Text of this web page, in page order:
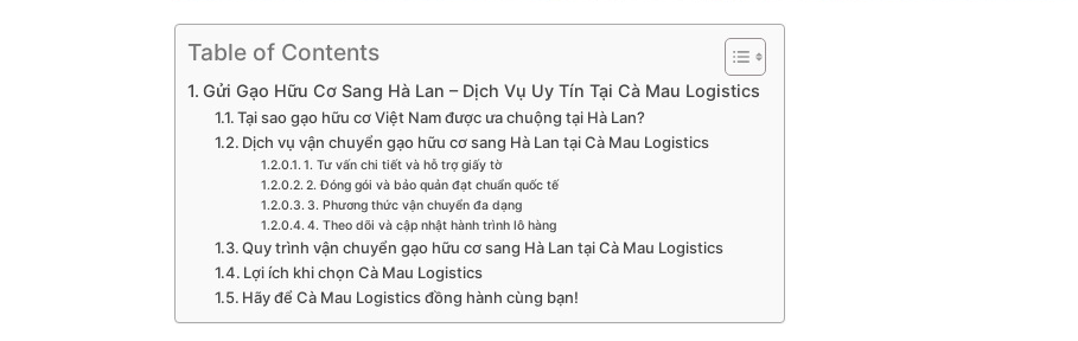
Table of Contents
Gửi Gạo Hữu Cơ Sang Hà Lan – Dịch Vụ Uy Tín Tại Cà Mau Logistics
Tại sao gạo hữu cơ Việt Nam được ưa chuộng tại Hà Lan?
Dịch vụ vận chuyển gạo hữu cơ sang Hà Lan tại Cà Mau Logistics
1. Tư vấn chi tiết và hỗ trợ giấy tờ
2. Đóng gói và bảo quản đạt chuẩn quốc tế
3. Phương thức vận chuyển đa dạng
4. Theo dõi và cập nhật hành trình lô hàng
Quy trình vận chuyển gạo hữu cơ sang Hà Lan tại Cà Mau Logistics
Lợi ích khi chọn Cà Mau Logistics
Hãy để Cà Mau Logistics đồng hành cùng bạn!